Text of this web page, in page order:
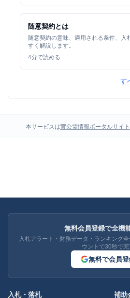
随意契約とは
随意契約の意味、適用される条件、入
すく解説します。
4分で読める
す
本サービスは官公需情報ポータルサイト
無料会員登録で全機
入札アラート・財務データ・ランキング
ウントで30秒で完
無料で会員
入札・落札 補助